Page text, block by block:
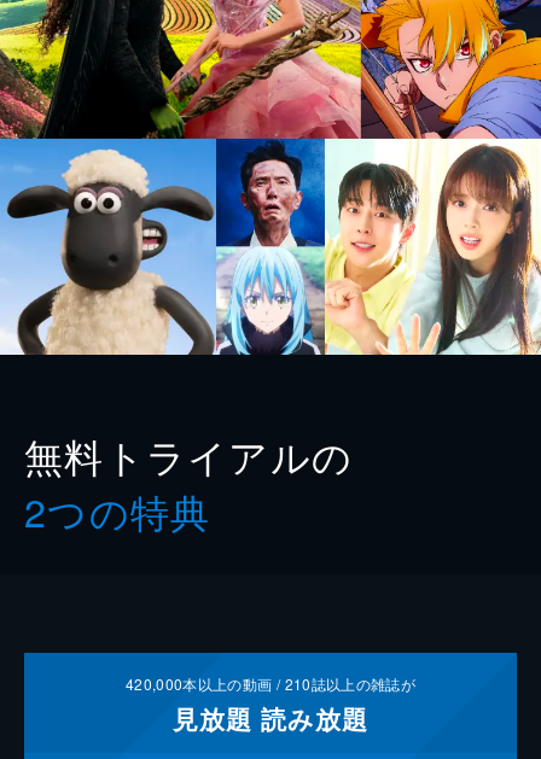
無料トライアルの
2つの特典
420,000本以上の動画 /210誌以上の雑誌が
見放題 読み放題